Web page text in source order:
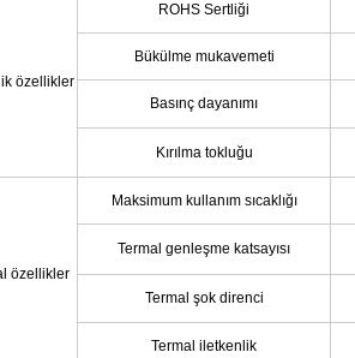
özellikler
ROHS Sertliği
Bükülme mukavemeti
Basınç dayanımı
Kırılma tokluğu
özellikler
Maksimum kullanım sıcaklığı
Termal genleşme katsayısı
Termal şok direnci
Termal iletkenlik